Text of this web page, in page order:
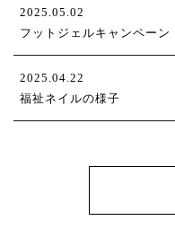
2025.05.02
フットジェルキャンペーン
2025.04.22
福祉ネイルの様子